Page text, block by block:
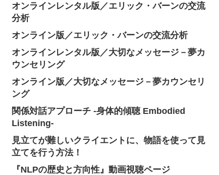
オンラインレンタル版／エリック・バーンの交流
分析
オンライン版／エリック・バーンの交流分析
オンラインレンタル版／大切なメッセージ－夢カ
ウンセリング
オンライン版／大切なメッセージ－夢カウンセリ
ング
関係対話アプローチ -身体的傾聴 Embodied
Listening-
見立てが難しいクライエントに、物語を使って見
立てを行う方法！
『NLPの歴史と方向性』動画視聴ページ